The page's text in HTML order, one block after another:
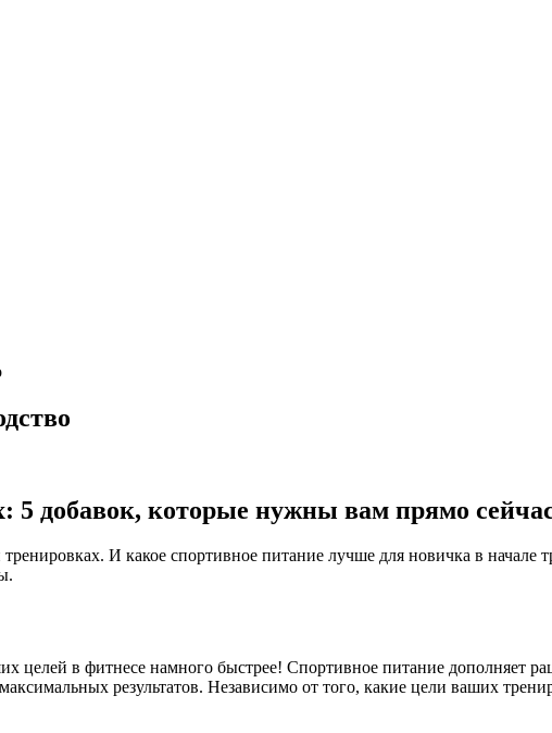
добавок, которые нужны вам прямо
И какое спортивное питание лучше для новичка в начале
целей в фитнесе намного быстрее! Спортивное питание дополняет
результатов. Независимо от того, какие цели ваших